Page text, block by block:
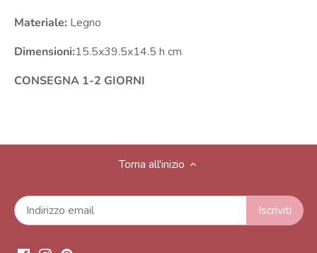
Materiale: Legno
Dimensioni:15.5x39.5x14.5 h cm
CONSEGNA 1-2 GIORNI
Torna all'inizio